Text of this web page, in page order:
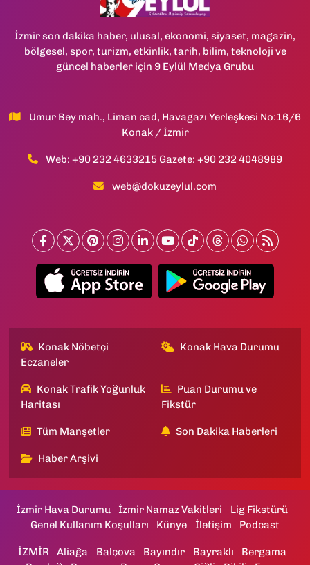
İzmir son dakika haber, ulusal, ekonomi, siyaset, magazin,
bölgesel, spor, turizm, etkinlik, tarih, bilim, teknoloji ve
güncel haberler için 9 Eylül Medya Grubu
Umur Bey mah., Liman cad, Havagazı Yerleşkesi No:16/6
Konak / İzmir
Web: +90 232 4633215 Gazete: +90 232 4048989
web@dokuzeylul.com
Konak Nöbetçi
Eczaneler
Konak Hava Durumu
Konak Trafik Yoğunluk
Haritası
Puan Durumu ve
Fikstür
Tüm Manşetler Son Dakika Haberleri
Haber Arşivi
İzmir Hava Durumu İzmir Namaz Vakitleri
Lig Fikstürü
Genel Kullanım Koşulları
Künye İletişim Podcast
İZMİR Aliağa Balçova Bayındır Bayraklı
Bergama